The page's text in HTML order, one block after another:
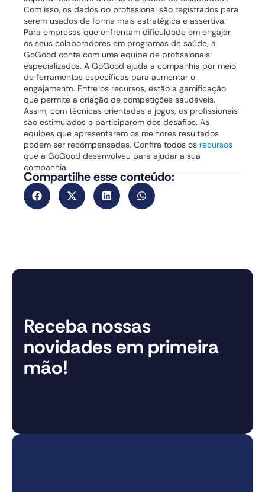
Com isso, os dados do profissional são registrados para
serem usados de forma mais estratégica e assertiva.
Para empresas que enfrentam dificuldade em engajar
os seus colaboradores em programas de saúde, a
GoGood conta com uma equipe de profissionais
especializados. A GoGood ajuda a companhia por meio
de ferramentas específicas para aumentar o
engajamento. Entre os recursos, estão a gamificação
que permite a criação de competições saudáveis.
Assim, com técnicas orientadas a jogos, os profissionais
são estimulados a participarem dos desafios. As
equipes que apresentarem os melhores resultados
podem ser recompensadas. Confira todos os recursos
que a GoGood desenvolveu para ajudar a sua
companhia.
Compartilhe esse conteúdo:
Receba nossas
novidades em primeira
mão!